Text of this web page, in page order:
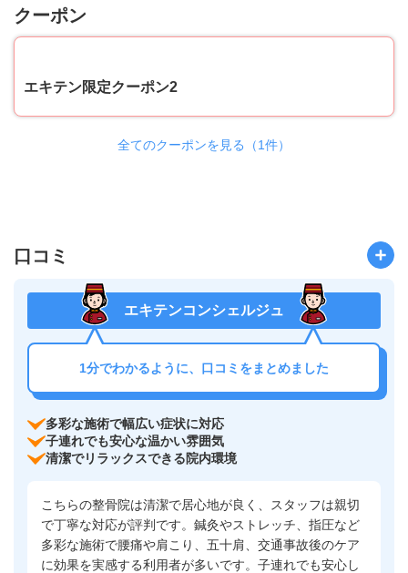
クーポン
エキテン限定クーポン2
全てのクーポンを見る（1件）
口コミ
エキテンコンシェルジュ
1分でわかるように、口コミをまとめました
多彩な施術で幅広い症状に対応
子連れでも安心な温かい雰囲気
清潔でリラックスできる院内環境
こちらの整骨院は清潔で居心地が良く、スタッフは親切
で丁寧な対応が評判です。鍼灸やストレッチ、指圧など
多彩な施術で腰痛や肩こり、五十肩、交通事故後のケア
に効果を実感する利用者が多いです。子連れでも安心し